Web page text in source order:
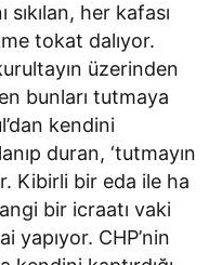
her kafası
tokat dalıyor.
üzerinden
bunları tutmaya
kendini
duran, ‘tutmayın
Kibirli bir eda ile ha
bir icraatı vaki
yapıyor. CHP’nin